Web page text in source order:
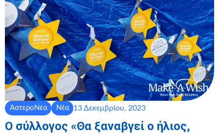
ΑστεροΝέα Νέα 13 Δεκεμβρίου, 2023
Ο σύλλογος «Θα ξαναβγεί ο ήλιος,